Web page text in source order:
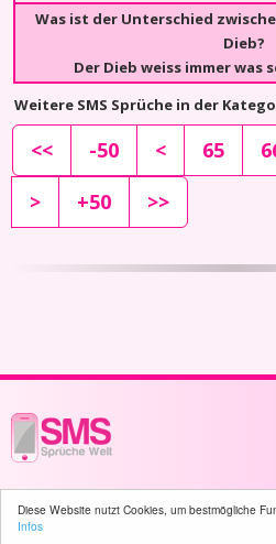
Diese Website nutzt Cookies, um bestmögliche
Infos
Was ist der Unterschied
Dieb?
Der Dieb weiss immer was
Weitere SMS Sprüche in der
<< -50 < 65
>
+50 >>
© 2003 - 2026 -sms-sprueche-welt.ch-
online